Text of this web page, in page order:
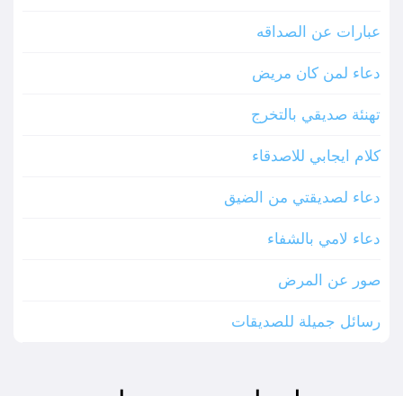
عبارات عن الصداقه
دعاء لمن كان مريض
تهنئة صديقي بالتخرج
كلام ايجابي للاصدقاء
دعاء لصديقتي من الضيق
دعاء لامي بالشفاء
صور عن المرض
رسائل جميلة للصديقات